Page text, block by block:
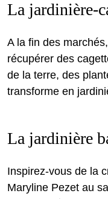
La jardinière-
A la fin des
récupérer des
de la terre, des
transforme en
La jardinière
Inspirez-vous de la
Maryline Pezet au